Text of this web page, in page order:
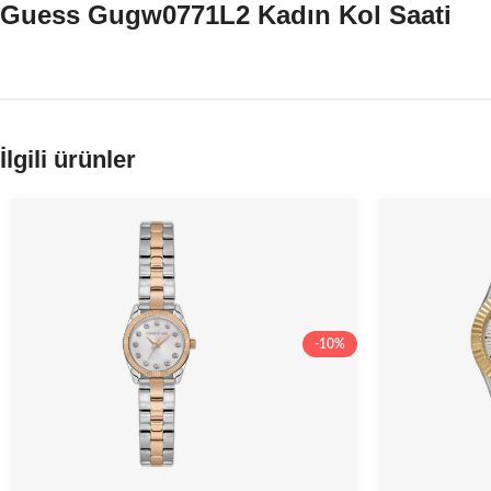
Guess Gugw0771L2 Kadın Kol Saati
İlgili ürünler
-10%